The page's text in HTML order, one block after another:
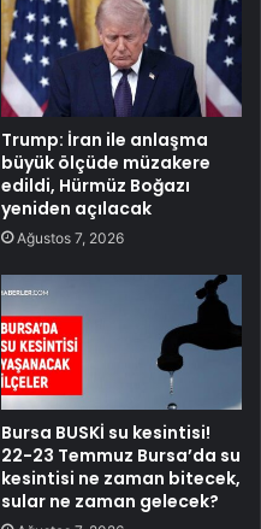
Trump: İran ile anlaşma
büyük ölçüde müzakere
edildi, Hürmüz Boğazı
yeniden açılacak
Ağustos 7, 2026
Bursa BUSKİ su kesintisi!
22-23 Temmuz Bursa’da su
kesintisi ne zaman bitecek,
sular ne zaman gelecek?